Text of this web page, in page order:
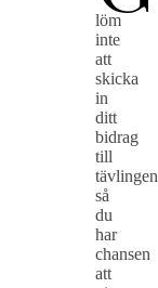
löm
inte
att
skicka
in
ditt
bidrag
till
tävlingen
så
du
har
chansen
att